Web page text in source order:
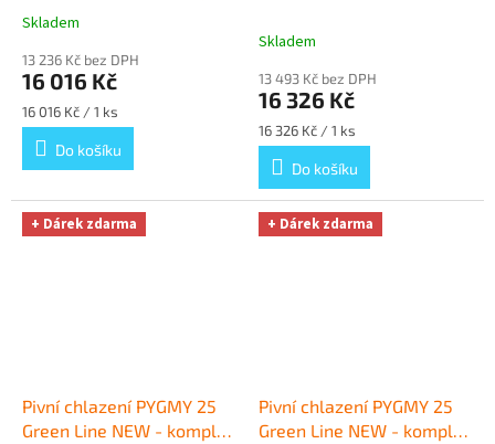
red. ventil N2 BAJONET
Průměrné
produktu
je
5,0
z
hvězdiček.
Skladem
13 236 Kč bez DPH
16 016 Kč
Měrná
cena:
16 016 Kč / 1 ks
Do košíku
Dárek zdarma
Skladem
13 493 Kč bez DPH
16 326 Kč
Měrná
cena:
16 326 Kč / 1 ks
Do košíku
+ Dárek zdarma
Pivní chlazení PYGMY 25
Green Line NEW - komplet
+ Dárek zdarma
Pivní chlazení PYGMY 25
Green Line NEW - komplet